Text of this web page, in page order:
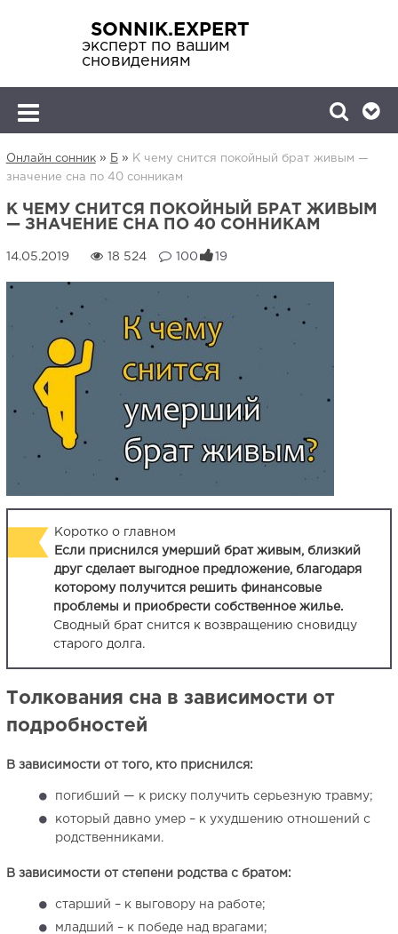
SONNIK.EXPERT
эксперт по вашим
сновидениям
Онлайн сонник» Б»
К чему снится покойный брат живым —
значение сна по 40 сонникам
К ЧЕМУ СНИТСЯ ПОКОЙНЫЙ БРАТ ЖИВЫМ
— ЗНАЧЕНИЕ СНА ПО 40 СОННИКАМ
18 524 100 19
Коротко о главном
Если приснился умерший брат живым, близкий
друг сделает выгодное предложение, благодаря
которому получится решить финансовые
проблемы и приобрести собственное жилье.
Сводный брат снится к возвращению сновидцу
старого долга.
Толкования сна в зависимости от
подробностей
В зависимости от того, кто приснился:
погибший — к риску получить серьезную травму;
который давно умер – к ухудшению отношений с
родственниками.
В зависимости от степени родства с братом:
старший – к выговору на работе;
младший – к победе над врагами;